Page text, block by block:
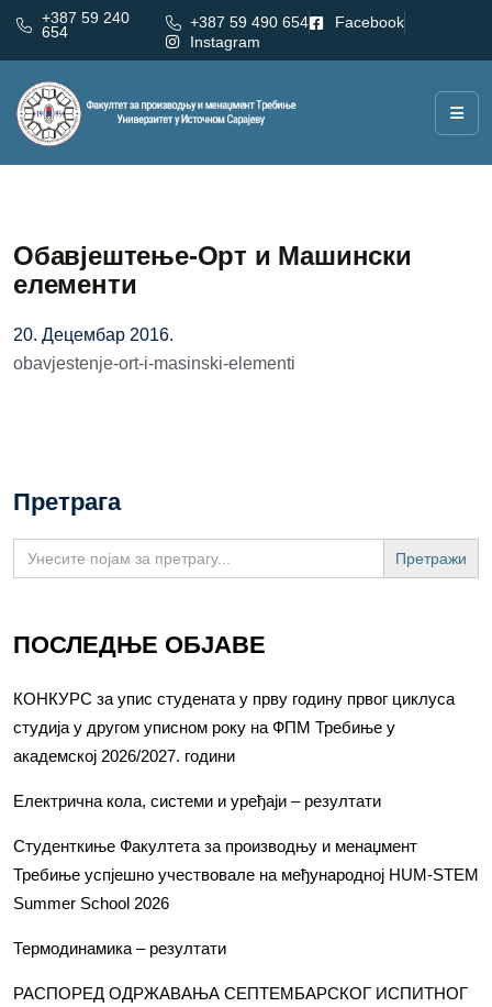
+387 59 240
654
+387 59 490 654
Facebook
Instagram
Обавјештење-Орт и Машински
елементи
20. Децембар 2016.
obavjestenje-ort-i-masinski-elementi
Претрага
Search
for:
ПОСЛЕДЊЕ ОБЈАВЕ
КОНКУРС за упис студената у прву годину првог циклуса
студија у другом уписном року на ФПМ Требиње у
академској 2026/2027. години
Електрична кола, системи и уређаји – резултати
Студенткиње Факултета за производњу и менаџмент
Требиње успјешно учествовале на међународној HUM-STEM
Summer School 2026
Термодинамика – резултати
РАСПОРЕД ОДРЖАВАЊА СЕПТЕМБАРСКОГ ИСПИТНОГ